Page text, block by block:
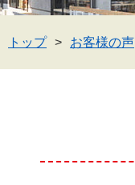
トップ お客様の声